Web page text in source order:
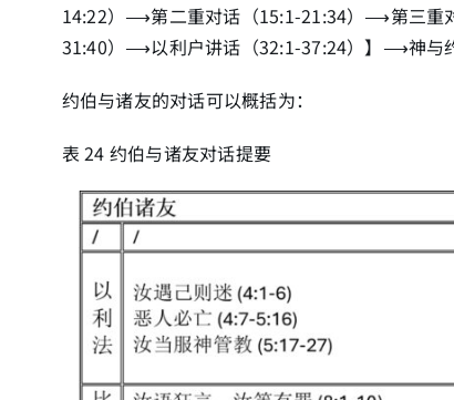
14:22）⟶第二重对话（15:1-21:34）⟶第三重
31:40）⟶以利户讲话（32:1-37:24）】⟶神与约
约伯与诸友的对话可以概括为：
表 24 约伯与诸友对话提要